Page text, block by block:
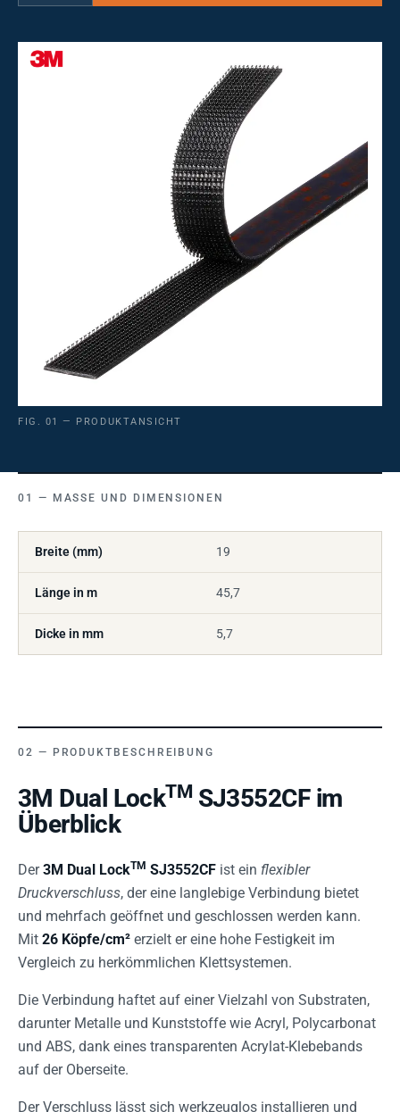
FIG. 01 — PRODUKTANSICHT
MASSE UND DIMENSIONEN
Breite (mm) 19
Länge in m 45,7
Dicke in mm 5,7
PRODUKTBESCHREIBUNG
3M Dual LockTM SJ3552CF im
Überblick
Der3M Dual LockTM SJ3552CF ist ein flexibler
Druckverschluss, der eine langlebige Verbindung bietet
und mehrfach geöffnet und geschlossen werden kann.
Mit 26 Köpfe/cm² erzielt er eine hohe Festigkeit im
Vergleich zu herkömmlichen Klettsystemen.
Die Verbindung haftet auf einer Vielzahl von Substraten,
darunter Metalle und Kunststoffe wie Acryl, Polycarbonat
und ABS, dank eines transparenten Acrylat-Klebebands
auf der Oberseite.
Der Verschluss lässt sich werkzeuglos installieren und